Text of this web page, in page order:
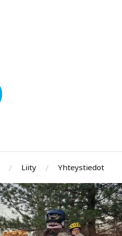
Liity Yhteystiedot